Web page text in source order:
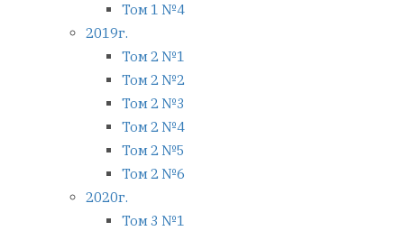
Том 1 №4
2019г.
Том 2 №1
Том 2 №2
Том 2 №3
Том 2 №4
Том 2 №5
Том 2 №6
2020г.
Том 3 №1